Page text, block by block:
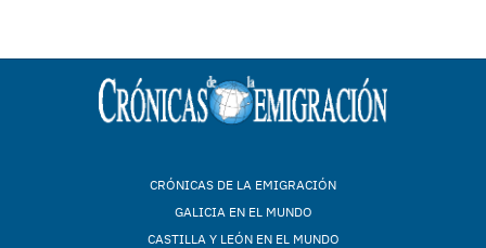
CRÓNICAS DE LA EMIGRACIÓN
GALICIA EN EL MUNDO
CASTILLA Y LEÓN EN EL MUNDO